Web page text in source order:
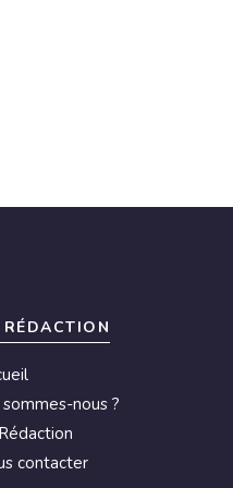
sommes-nous ?
contacter